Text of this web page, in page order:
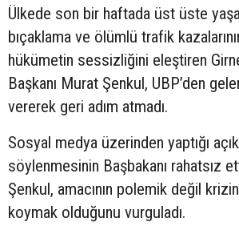
Ülkede son bir haftada üst üste
bıçaklama ve ölümlü trafik
hükümetin sessizliğini eleştiren
Başkanı Murat Şenkul, UBP’den
vererek geri adım atmadı.
Sosyal medya üzerinden yaptığı
söylenmesinin Başbakanı rahatsız
Şenkul, amacının polemik değil
koymak olduğunu vurguladı.